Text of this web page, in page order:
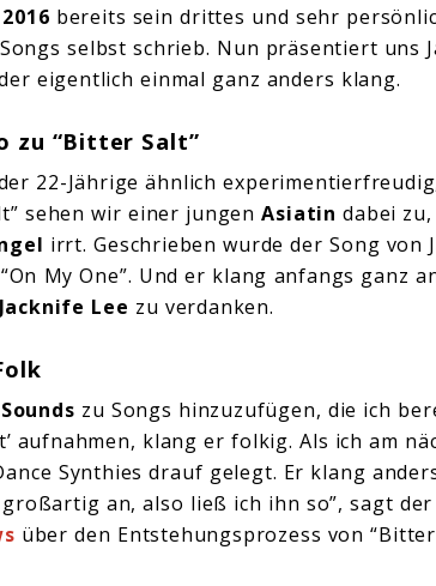
bereits sein drittes und sehr
selbst schrieb. Nun präsentiert uns
eigentlich einmal ganz anders klang.
zu “Bitter Salt”
22-Jährige ähnlich
sehen wir einer jungen Asiatin dabei
irrt. Geschrieben wurde der Song von
My One”. Und er klang anfangs ganz
Lee zu verdanken.
Sounds zu Songs hinzuzufügen, die ich
aufnahmen, klang er folkig. Als ich am
Synthies drauf gelegt. Er klang
an, also ließ ich ihn so”, sagt der
über den Entstehungsprozess von “Bitter